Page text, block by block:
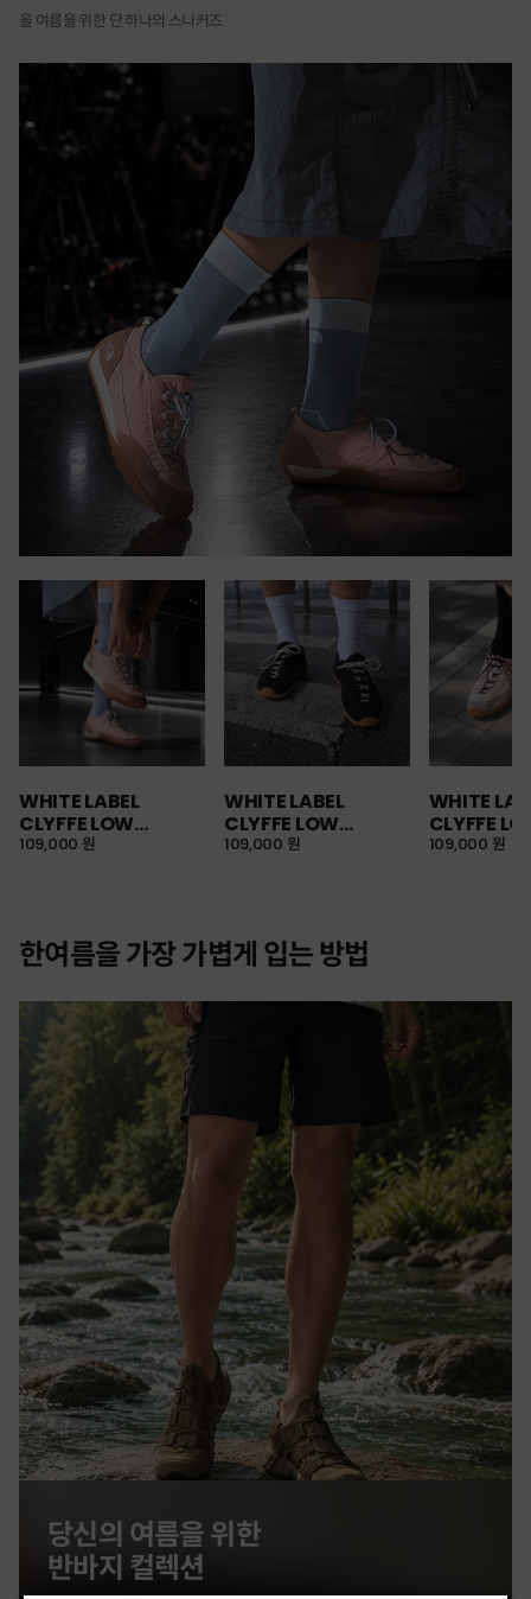
올 여름을 위한 단 하나의 스니커즈
WHITE LABEL
CLYFFE LOW
SNEAKERS
109,000 원
WHITE LABEL
CLYFFE LOW
SNEAKERS
109,000 원
WHITE
CLYFFE
SNEAKERS
109,000 원
한여름을 가장 가볍게 입는 방법
당신의 여름을 위한
반바지 컬렉션